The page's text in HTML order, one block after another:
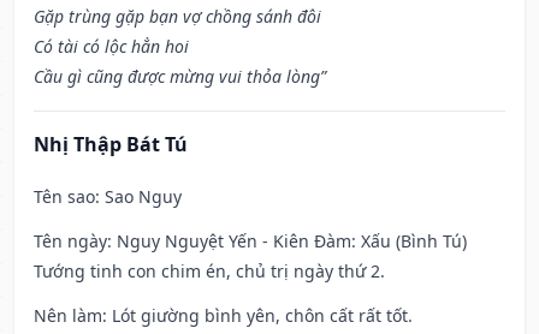
Gặp trùng gặp bạn vợ chồng sánh đôi
Có tài có lộc hẳn hoi
Cầu gì cũng được mừng vui thỏa lòng”
Nhị Thập Bát Tú
Tên sao: Sao Nguy
Tên ngày: Nguy Nguyệt Yến - Kiên Đàm: Xấu (Bình Tú)
Tướng tinh con chim én, chủ trị ngày thứ 2.
Nên làm: Lót giường bình yên, chôn cất rất tốt.